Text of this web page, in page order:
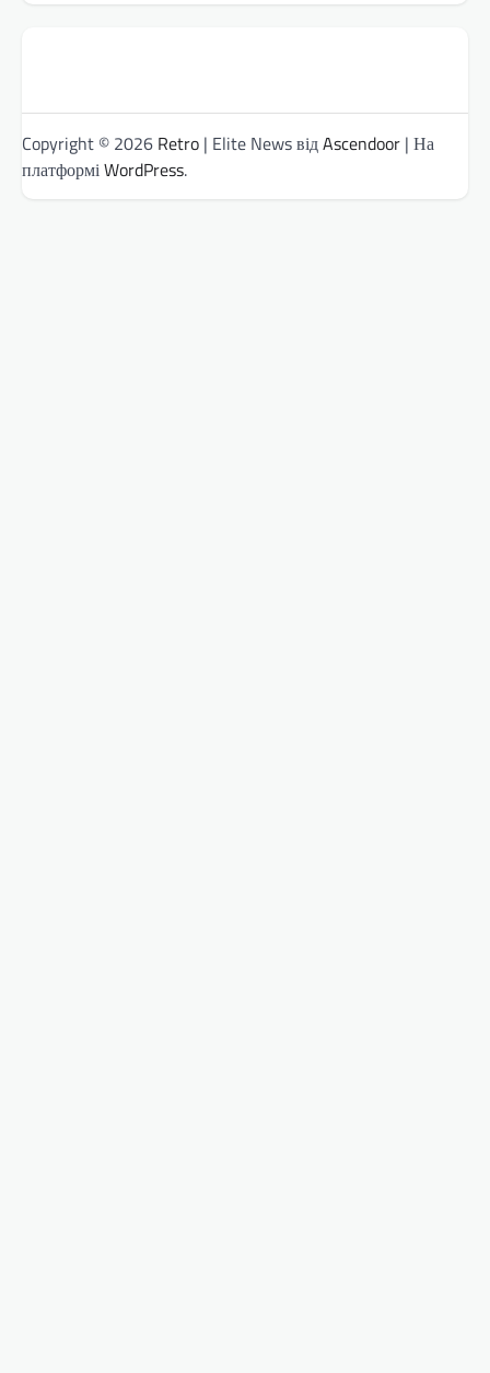
Copyright © 2026 Retro | Elite News відAscendoor | На
платформіWordPress.